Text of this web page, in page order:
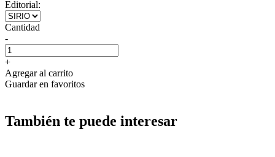
Editorial:
Cantidad
-
+
Agregar al carrito
Guardar en favoritos
También te puede interesar